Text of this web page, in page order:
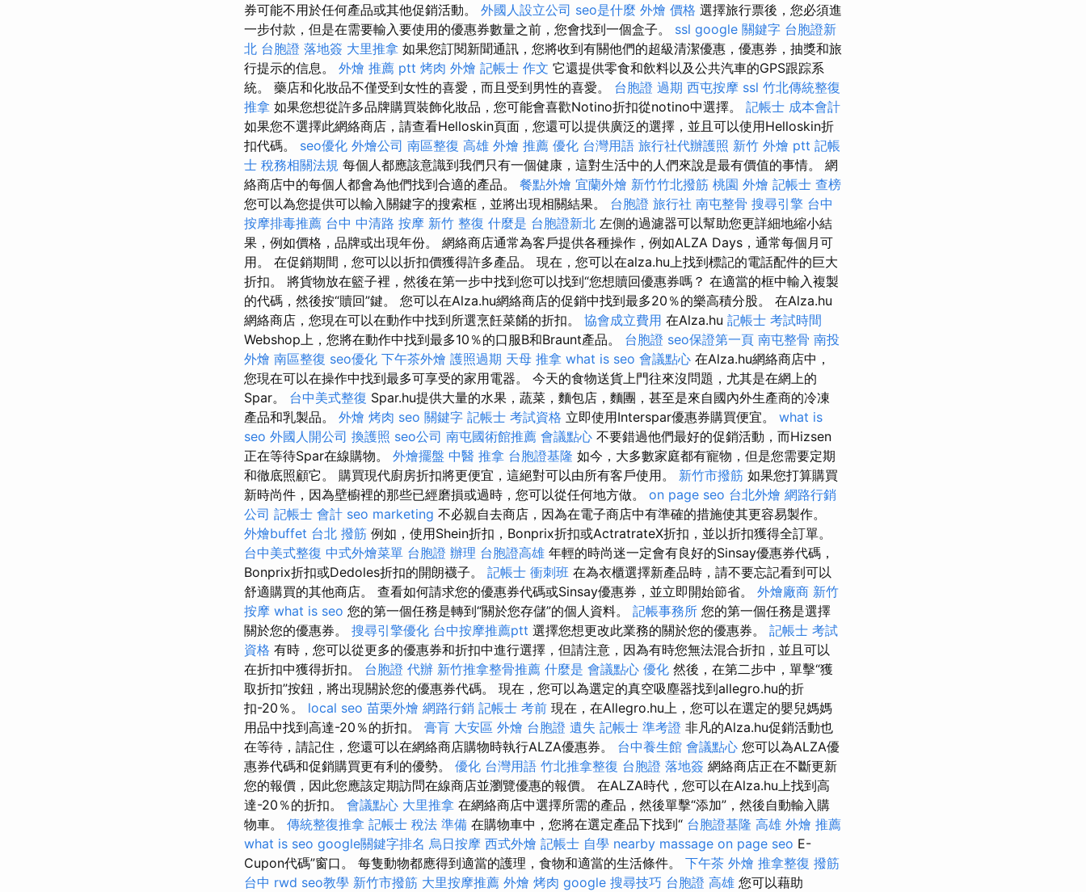
券可能不用於任何產品或其他促銷活動。 外國人設立公司 seo是什麼 外燴 價格 選擇旅行票後，您必須進
一步付款，但是在需要輸入要使用的優惠券數量之前，您會找到一個盒子。 ssl google 關鍵字 台胞證新
北 台胞證 落地簽 大里推拿 如果您訂閱新聞通訊，您將收到有關他們的超級清潔優惠，優惠券，抽獎和旅
行提示的信息。 外燴 推薦 ptt 烤肉 外燴 記帳士 作文 它還提供零食和飲料以及公共汽車的GPS跟踪系
統。 藥店和化妝品不僅受到女性的喜愛，而且受到男性的喜愛。 台胞證 過期 西屯按摩 ssl 竹北傳統整復
推拿 如果您想從許多品牌購買裝飾化妝品，您可能會喜歡Notino折扣從notino中選擇。 記帳士 成本會計
如果您不選擇此網絡商店，請查看Helloskin頁面，您還可以提供廣泛的選擇，並且可以使用Helloskin折
扣代碼。 seo優化 外燴公司 南區整復 高雄 外燴 推薦 優化 台灣用語 旅行社代辦護照 新竹 外燴 ptt 記帳
士 稅務相關法規 每個人都應該意識到我們只有一個健康，這對生活中的人們來說是最有價值的事情。 網
絡商店中的每個人都會為他們找到合適的產品。 餐點外燴 宜蘭外燴 新竹竹北撥筋 桃園 外燴 記帳士 查榜
您可以為您提供可以輸入關鍵字的搜索框，並將出現相關結果。 台胞證 旅行社 南屯整骨 搜尋引擎 台中
按摩排毒推薦 台中 中清路 按摩 新竹 整復 什麼是 台胞證新北 左側的過濾器可以幫助您更詳細地縮小結
果，例如價格，品牌或出現年份。 網絡商店通常為客戶提供各種操作，例如ALZA Days，通常每個月可
用。 在促銷期間，您可以以折扣價獲得許多產品。 現在，您可以在alza.hu上找到標記的電話配件的巨大
折扣。 將貨物放在籃子裡，然後在第一步中找到您可以找到“您想贖回優惠券嗎？ 在適當的框中輸入複製
的代碼，然後按“贖回”鍵。 您可以在Alza.hu網絡商店的促銷中找到最多20％的樂高積分股。 在Alza.hu
網絡商店，您現在可以在動作中找到所選烹飪菜餚的折扣。 協會成立費用 在Alza.hu 記帳士 考試時間
Webshop上，您將在動作中找到最多10％的口服B和Braunt產品。 台胞證 seo保證第一頁 南屯整骨 南投
外燴 南區整復 seo優化 下午茶外燴 護照過期 天母 推拿 what is seo 會議點心 在Alza.hu網絡商店中，
您現在可以在操作中找到最多可享受的家用電器。 今天的食物送貨上門往來沒問題，尤其是在網上的
Spar。 台中美式整復 Spar.hu提供大量的水果，蔬菜，麵包店，麵團，甚至是來自國內外生產商的冷凍
產品和乳製品。 外燴 烤肉 seo 關鍵字 記帳士 考試資格 立即使用Interspar優惠券購買便宜。 what is
seo 外國人開公司 換護照 seo公司 南屯國術館推薦 會議點心 不要錯過他們最好的促銷活動，而Hizsen
正在等待Spar在線購物。 外燴擺盤 中醫 推拿 台胞證基隆 如今，大多數家庭都有寵物，但是您需要定期
和徹底照顧它。 購買現代廚房折扣將更便宜，這絕對可以由所有客戶使用。 新竹市撥筋 如果您打算購買
新時尚件，因為壁櫥裡的那些已經磨損或過時，您可以從任何地方做。 on page seo 台北外燴 網路行銷
公司 記帳士 會計 seo marketing 不必親自去商店，因為在電子商店中有準確的措施使其更容易製作。
外燴buffet 台北 撥筋 例如，使用Shein折扣，Bonprix折扣或ActratrateX折扣，並以折扣獲得全訂單。
台中美式整復 中式外燴菜單 台胞證 辦理 台胞證高雄 年輕的時尚迷一定會有良好的Sinsay優惠券代碼，
Bonprix折扣或Dedoles折扣的開朗襪子。 記帳士 衝刺班 在為衣櫃選擇新產品時，請不要忘記看到可以
舒適購買的其他商店。 查看如何請求您的優惠券代碼或Sinsay優惠券，並立即開始節省。 外燴廠商 新竹
按摩 what is seo 您的第一個任務是轉到“關於您存儲”的個人資料。 記帳事務所 您的第一個任務是選擇
關於您的優惠券。 搜尋引擎優化 台中按摩推薦ptt 選擇您想更改此業務的關於您的優惠券。 記帳士 考試
資格 有時，您可以從更多的優惠券和折扣中進行選擇，但請注意，因為有時您無法混合折扣，並且可以
在折扣中獲得折扣。 台胞證 代辦 新竹推拿整骨推薦 什麼是 會議點心 優化 然後，在第二步中，單擊“獲
取折扣”按鈕，將出現關於您的優惠券代碼。 現在，您可以為選定的真空吸塵器找到allegro.hu的折
扣-20％。 local seo 苗栗外燴 網路行銷 記帳士 考前 現在，在Allegro.hu上，您可以在選定的嬰兒媽媽
用品中找到高達-20％的折扣。 膏肓 大安區 外燴 台胞證 遺失 記帳士 準考證 非凡的Alza.hu促銷活動也
在等待，請記住，您還可以在網絡商店購物時執行ALZA優惠券。 台中養生館 會議點心 您可以為ALZA優
惠券代碼和促銷購買更有利的優勢。 優化 台灣用語 竹北推拿整復 台胞證 落地簽 網絡商店正在不斷更新
您的報價，因此您應該定期訪問在線商店並瀏覽優惠的報價。 在ALZA時代，您可以在Alza.hu上找到高
達-20％的折扣。 會議點心 大里推拿 在網絡商店中選擇所需的產品，然後單擊“添加”，然後自動輸入購
物車。 傳統整復推拿 記帳士 稅法 準備 在購物車中，您將在選定產品下找到“ 台胞證基隆 高雄 外燴 推薦
what is seo google關鍵字排名 烏日按摩 西式外燴 記帳士 自學 nearby massage on page seo E-
Cupon代碼”窗口。 每隻動物都應得到適當的護理，食物和適當的生活條件。 下午茶 外燴 推拿整復 撥筋
台中 rwd seo教學 新竹市撥筋 大里按摩推薦 外燴 烤肉 google 搜尋技巧 台胞證 高雄 您可以藉助